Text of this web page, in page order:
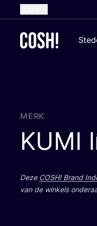
French
MERK
KUMI
Deze COSH! Brand
van de win­kels